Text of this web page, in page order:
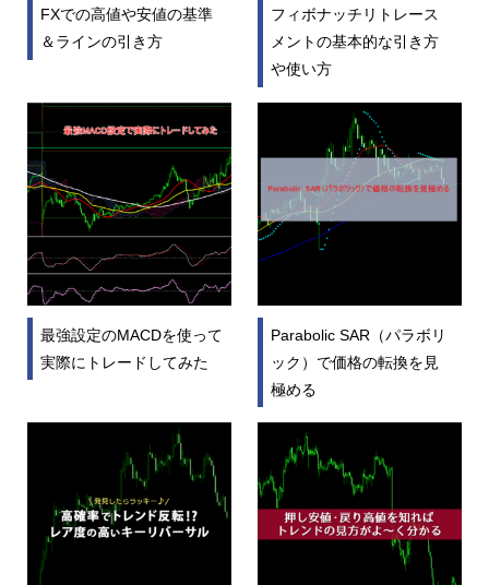
FXでの高値や安値の基準
＆ラインの引き方
フィボナッチリトレース
メントの基本的な引き方
や使い方
最強設定のMACDを使って
実際にトレードしてみた
Parabolic SAR（パラボリ
ック）で価格の転換を見
極める